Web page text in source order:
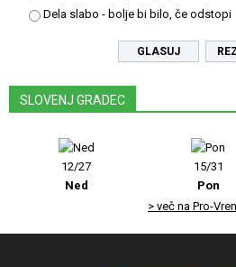
Dela slabo - bolje bi bilo, če odstopi
SLOVENJ GRADEC
12/27
Ned
15/31
Pon
> več na Pro-